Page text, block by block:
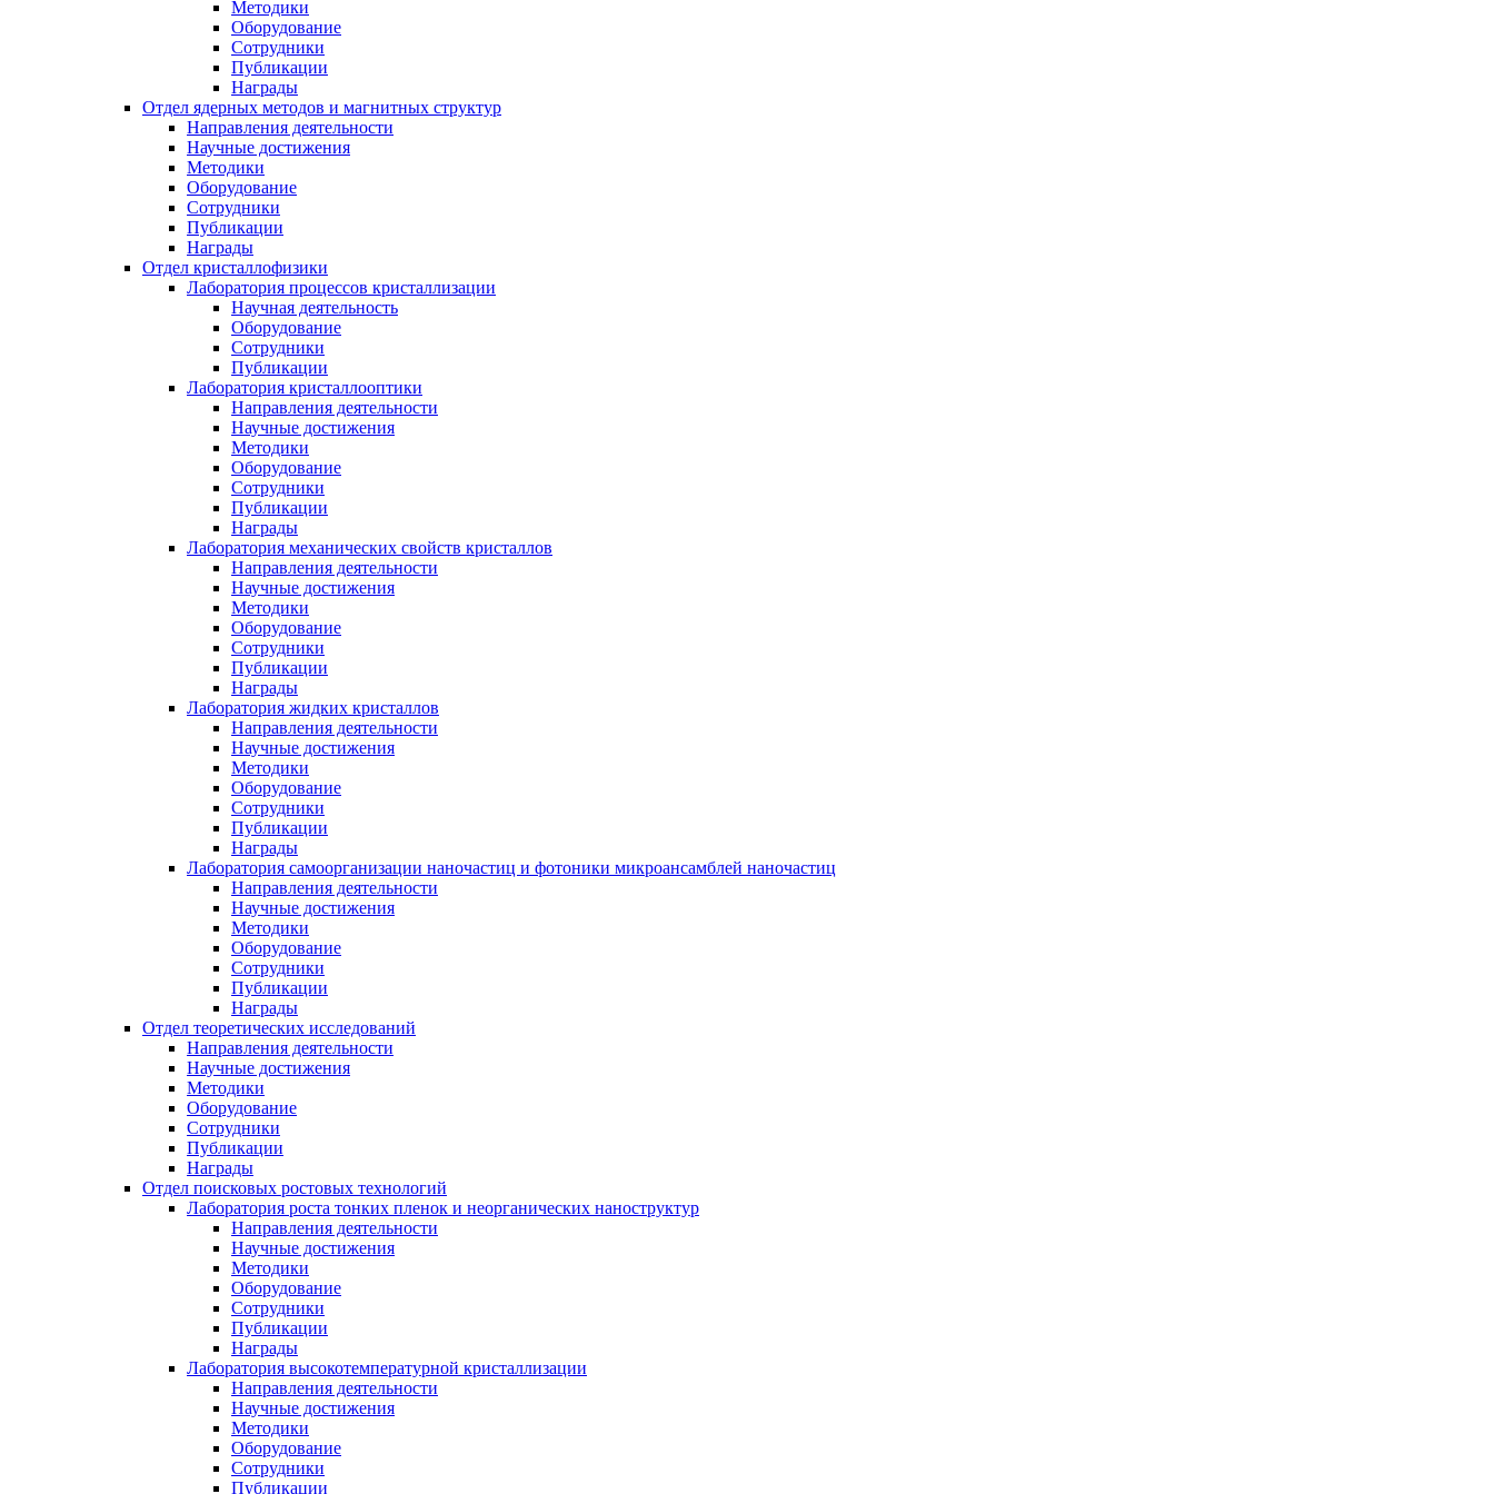
Методики
Оборудование
Сотрудники
Публикации
Награды
Отдел ядерных методов и магнитных структур
Направления деятельности
Научные достижения
Методики
Оборудование
Сотрудники
Публикации
Награды
Отдел кристаллофизики
Лаборатория процессов кристаллизации
Научная деятельность
Оборудование
Сотрудники
Публикации
Лаборатория кристаллооптики
Направления деятельности
Научные достижения
Методики
Оборудование
Сотрудники
Публикации
Награды
Лаборатория механических свойств кристаллов
Направления деятельности
Научные достижения
Методики
Оборудование
Сотрудники
Публикации
Награды
Лаборатория жидких кристаллов
Направления деятельности
Научные достижения
Методики
Оборудование
Сотрудники
Публикации
Награды
Лаборатория самоорганизации наночастиц и фотоники микроансамблей наночастиц
Направления деятельности
Научные достижения
Методики
Оборудование
Сотрудники
Публикации
Награды
Отдел теоретических исследований
Направления деятельности
Научные достижения
Методики
Оборудование
Сотрудники
Публикации
Награды
Отдел поисковых ростовых технологий
Лаборатория роста тонких пленок и неорганических наноструктур
Направления деятельности
Научные достижения
Методики
Оборудование
Сотрудники
Публикации
Награды
Лаборатория высокотемпературной кристаллизации
Направления деятельности
Научные достижения
Методики
Оборудование
Сотрудники
Публикации